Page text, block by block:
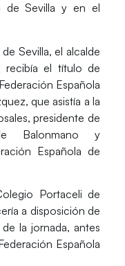
de Sevilla y en el
Sevilla, el alcalde
recibía el título de
Española
, que asistía a la
, presidente de
Balonmano y
Española de
Portaceli de
a disposición de
la jornada, antes
Española